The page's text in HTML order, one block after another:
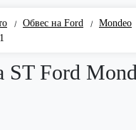
/ Обвес на Ford / Mondeo
ST Ford